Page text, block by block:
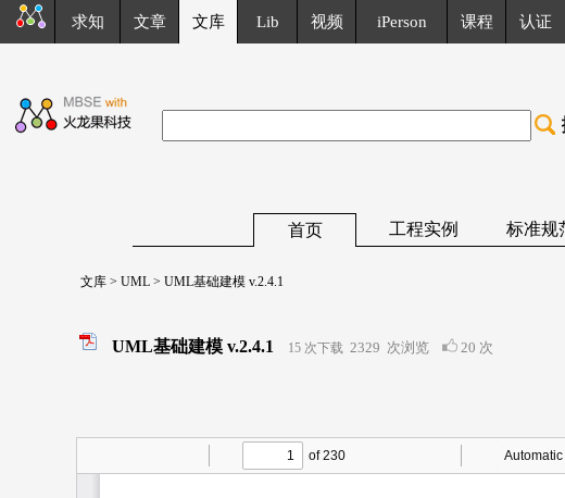
求知 文章 文库 Lib 视频 iPerson 课程 认证
首页 工程实例 标准规
文库 > UML > UML基础建模 v.2.4.1
UML基础建模 v.2.4.1 15 次下载 2329 次浏览 20 次